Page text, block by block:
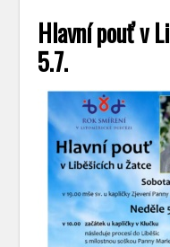
Hlavní pouť v
5.7.